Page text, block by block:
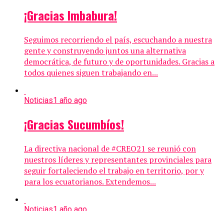
¡Gracias Imbabura!
Seguimos recorriendo el país, escuchando a nuestra
gente y construyendo juntos una alternativa
democrática, de futuro y de oportunidades. Gracias a
todos quienes siguen trabajando en...
Noticias1 año ago
¡Gracias Sucumbíos!
La directiva nacional de #CREO21 se reunió con
nuestros líderes y representantes provinciales para
seguir fortaleciendo el trabajo en territorio, por y
para los ecuatorianos. Extendemos...
Noticias1 año ago